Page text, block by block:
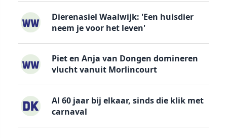
Dierenasiel Waalwijk: 'Een huisdier
neem je voor het leven'
Piet en Anja van Dongen domineren
vlucht vanuit Morlincourt
Al 60 jaar bij elkaar, sinds die klik met
carnaval